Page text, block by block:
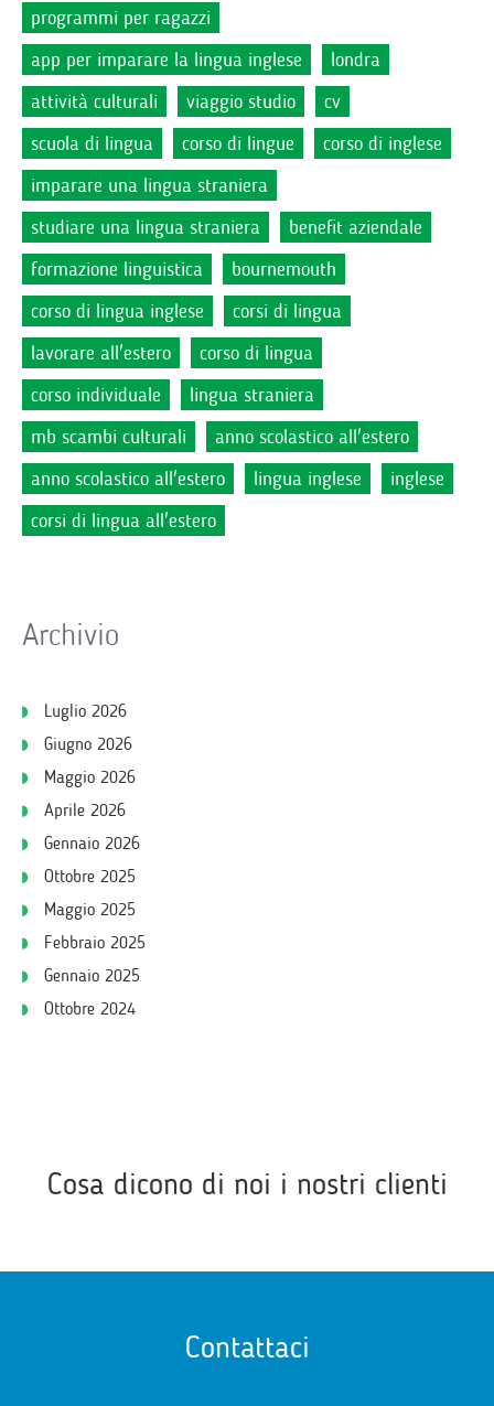
programmi per ragazzi
app per imparare la lingua inglese
londra
attività culturali
viaggio studio
cv
scuola di lingua
corso di lingue
corso di inglese
imparare una lingua straniera
studiare una lingua straniera
benefit aziendale
formazione linguistica
bournemouth
corso di lingua inglese
corsi di lingua
lavorare all'estero
corso di lingua
corso individuale
lingua straniera
mb scambi culturali
anno scolastico all'estero
anno scolastico all'estero
lingua inglese
inglese
corsi di lingua all'estero
Archivio
Luglio 2026
Giugno 2026
Maggio 2026
Aprile 2026
Gennaio 2026
Ottobre 2025
Maggio 2025
Febbraio 2025
Gennaio 2025
Ottobre 2024
Cosa dicono di noi i nostri clienti
Contattaci